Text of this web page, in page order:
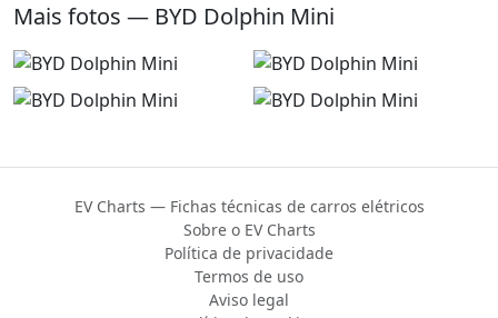
Mais fotos — BYD Dolphin Mini
EV Charts — Fichas técnicas de carros elétricos
Sobre o EV Charts
Política de privacidade
Termos de uso
Aviso legal